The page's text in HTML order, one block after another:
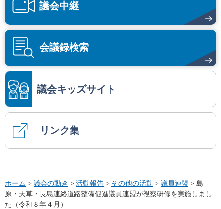
議会中継
会議録検索
議会キッズサイト
リンク集
ホーム > 議会の動き > 活動報告 > その他の活動 > 議員連盟 > 島
原・天草・長島連絡道路整備促進議員連盟が視察研修を実施しまし
た（令和８年４月）